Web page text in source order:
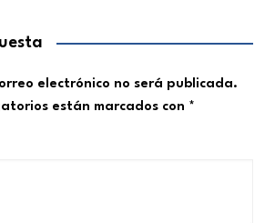
electrónico no será publicada.
están marcados con *